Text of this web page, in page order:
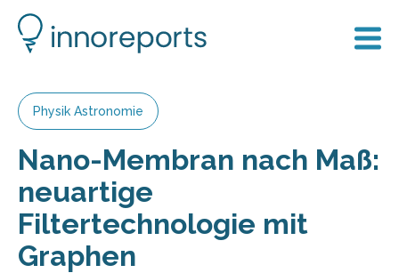
Physik Astronomie
Nano-Membran nach Maß:
neuartige
Filtertechnologie mit
Graphen